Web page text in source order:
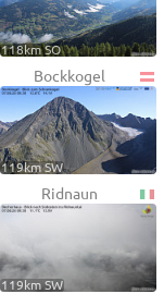
118km SO
Bockkogel
119km SW
Ridnaun
119km SW